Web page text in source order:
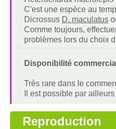
C'est une espèce au
Dicrossus D. maculatus
Comme toujours,
problèmes lors du choix
Disponibilité
Très rare dans le
Il est possible par
Reproduction